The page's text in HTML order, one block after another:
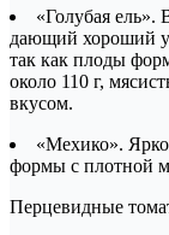
«Голубая ель».
дающий хороший
так как плоды
около 110 г,
вкусом.
«Мехико».
формы с плотной
Перцевидные